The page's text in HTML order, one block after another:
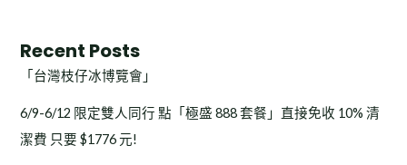
Recent Posts
「台灣枝仔冰博覽會」
6/9-6/12 限定雙人同行 點「極盛 888 套餐」直接免收 10% 清
潔費 只要 $1776 元!